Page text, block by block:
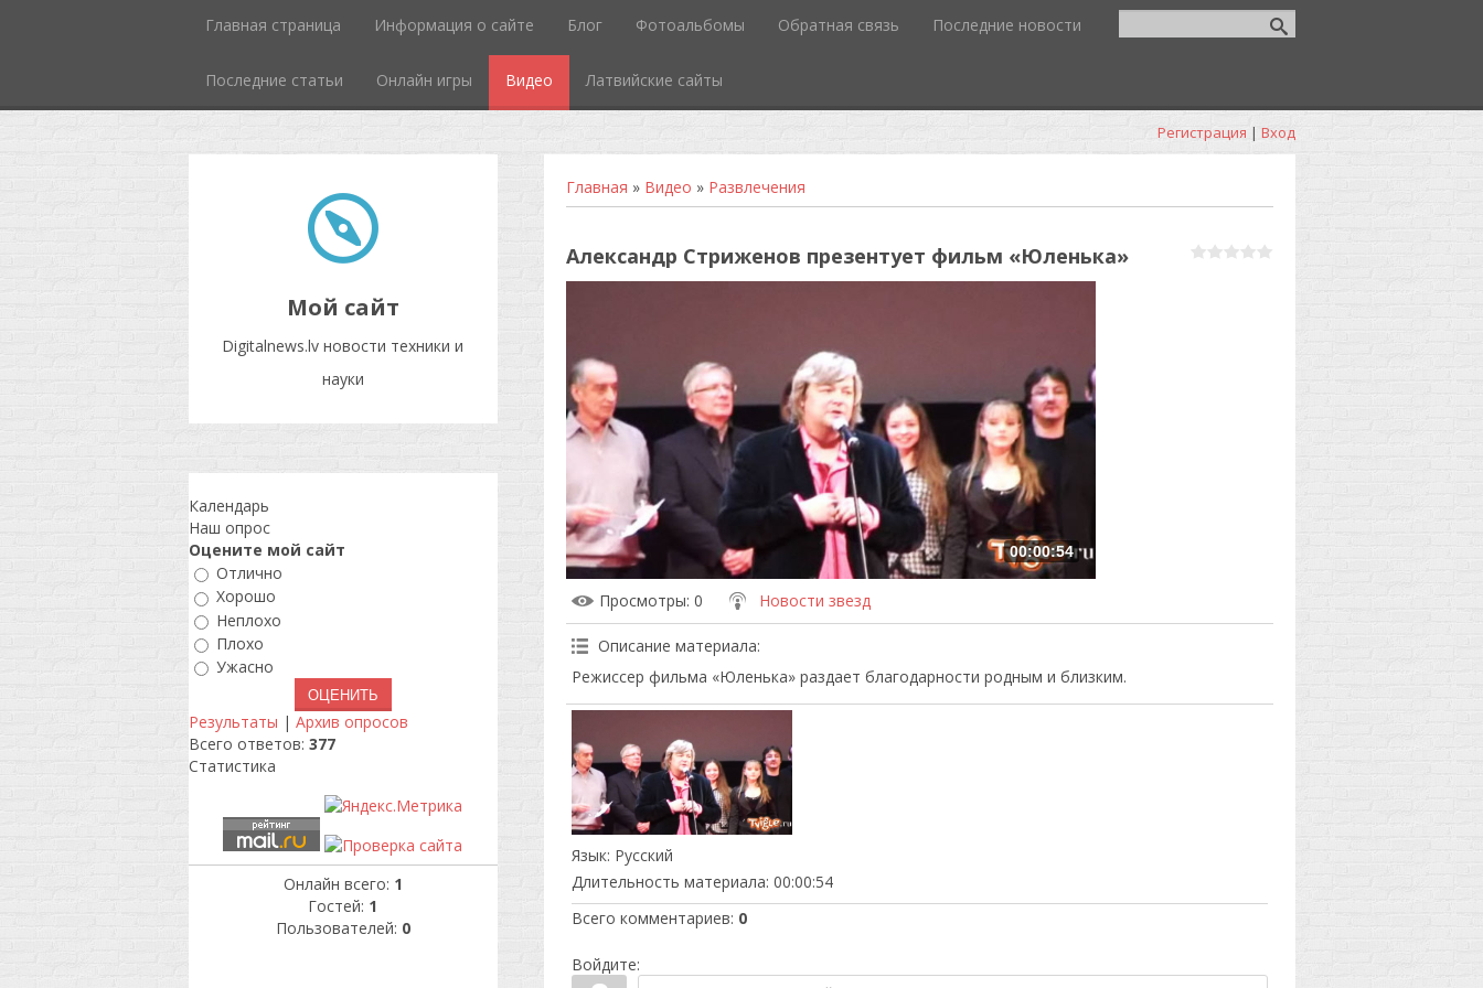
Главная страница Информация о сайте Блог Фотоальбомы Обратная связь Последние новости
Последние статьи Онлайн игры Видео Латвийские сайты
Регистрация | Вход
Мой сайт
Digitalnews.lv новости техники и
науки
Главная » Видео » Развлечения
Александр Стриженов презентует фильм «Юленька»
00:00:54
Просмотры: 0 Новости звезд
Описание материала:
Режиссер фильма «Юленька» раздает благодарности родным и близким.
Язык: Русский
Длительность материала: 00:00:54
Всего комментариев: 0
Войдите:
Календарь
Наш опрос
Оцените мой сайт
Отлично
Хорошо
Неплохо
Плохо
Ужасно
Результаты | Архив опросов
Всего ответов: 377
Статистика
Онлайн всего: 1
Гостей: 1
Пользователей: 0